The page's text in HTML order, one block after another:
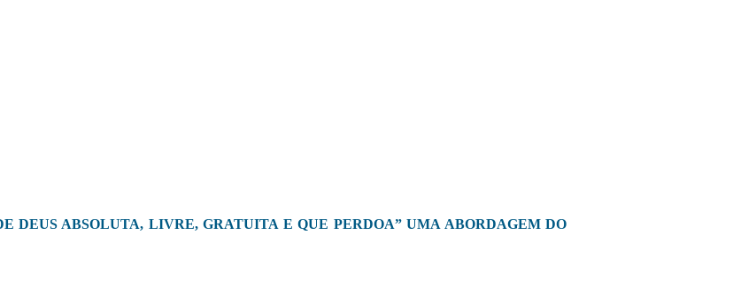
DEUS ABSOLUTA, LIVRE, GRATUITA E QUE PERDOA” UMA ABORDAGEM DO